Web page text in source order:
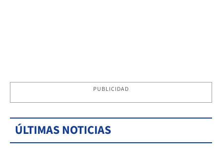
PUBLICIDAD
ÚLTIMAS NOTICIAS